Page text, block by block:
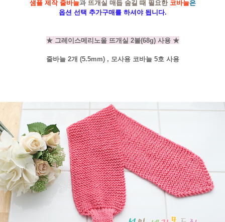
샘플 제작 줄바늘과 뜨개실 매듭 숨길 때 필요한 코바늘은
옵션 선택 추가구매를 하셔야 됩니다.
★ 그레이스메리노울 뜨개실 2볼(68g) 사용 ★
줄바늘 2개 (5.5mm) , 모사용 코바늘 5호 사용